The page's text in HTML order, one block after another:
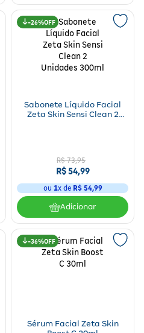
26%
Sabonete Líquido Facial
Zeta Skin Sensi Clean 2
R$ 73,95
R$54,99
ou 1x de R$ 54,99
Adicionar
36%
Sérum Facial Zeta Skin